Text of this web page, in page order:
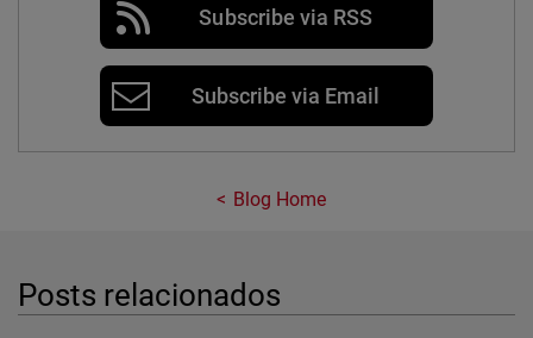
Subscribe via RSS
Subscribe via Email
Blog Home
Posts relacionados